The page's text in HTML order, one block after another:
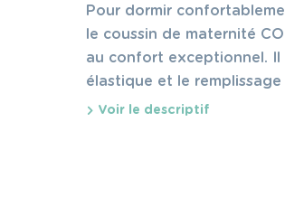
Pour dormir
le coussin de maternité
au confort exceptionnel.
élastique et le remplissage
Voir le descriptif